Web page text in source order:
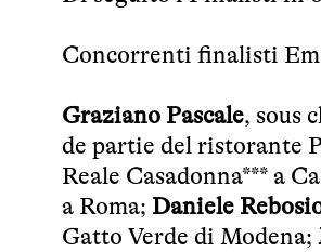
Concorrenti finalisti
Graziano Pascale, sous
de partie del ristorante
Reale Casadonna*** a
a Roma; Daniele
Gatto Verde di Modena;